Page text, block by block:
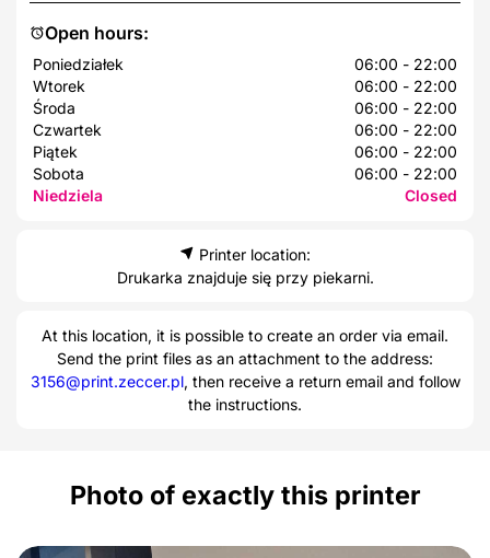
Open hours:
Poniedziałek
06:00 - 22:00
Wtorek
06:00 - 22:00
Środa
06:00 - 22:00
Czwartek
06:00 - 22:00
Piątek
06:00 - 22:00
Sobota
06:00 - 22:00
Niedziela
Closed
Printer location:
Drukarka znajduje się przy piekarni.
At this location, it is possible to create an order via email.
Send the print files as an attachment to the address:
3156@print.zeccer.pl, then receive a return email and follow
the instructions.
Photo of exactly this printer